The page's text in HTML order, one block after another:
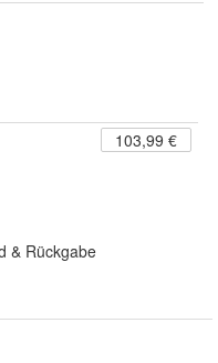
103,99 €
& Rückgabe